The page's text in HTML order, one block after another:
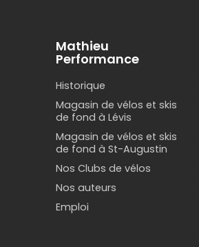
Mathieu
Performance
Historique
Magasin de vélos et skis
de fond à Lévis
Magasin de vélos et skis
de fond à St-Augustin
Nos Clubs de vélos
Nos auteurs
Emploi